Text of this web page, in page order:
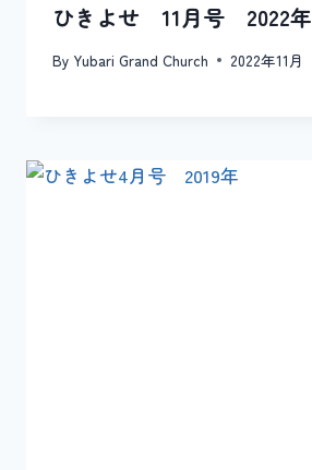
ひきよせ 11月号 2022年
By Yubari Grand Church 2022年11月